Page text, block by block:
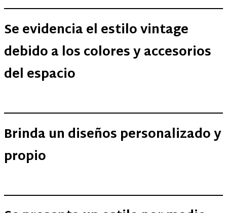
Se evidencia el estilo vintage
debido a los colores y accesorios
del espacio
Brinda un diseños personalizado y
propio